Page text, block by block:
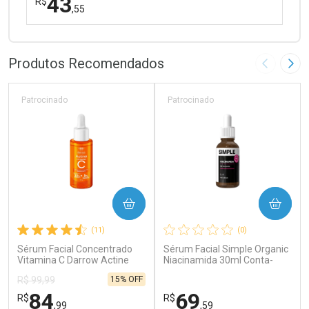
,55
Laboratório
Ativar Desconto
Comprar sem Desconto
Por Menos
Comprar sem Desconto
Produtos Recomendados Imagem
(11)
Sérum Facial Concentrado
Vitamina C Darrow Actine
Patrocinado
R$ 99,99
R$84,99
15% OFF
COMPRAR
(0)
Sérum Facial Simple Organic
Niacinamida 30ml Conta-
Patrocinado
R$69,59
COMPRAR